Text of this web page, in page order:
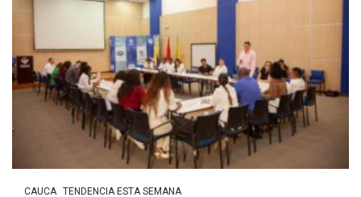
CAUCA TENDENCIA ESTA SEMANA